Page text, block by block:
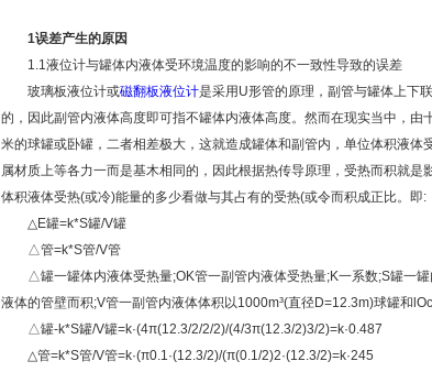
1误差产生的原因
1.1液位计与罐体内液体受环境温度的影响的不一致性导致的误差
玻璃板液位计或磁翻板液位计是采用U形管的原理，副管与罐体上下
的，因此副管内液体高度即可指不罐体内液体高度。然而在现实当中，
米的球罐或卧罐，二者相差极大，这就造成罐体和副管内，单位体积液
属材质上等各力一而是基木相同的，因此根据热传导原理，受热而积就
体积液体受热(或冷)能量的多少看做与其占有的受热(或令而积成正比。即:
△E罐=k*S罐/V罐
△管=k*S管/V管
△罐一罐体内液体受热量;OK管一副管内液体受热量;K一系数;S罐一罐
液体的管壁而积;V管一副管内液体体积以1000m³(直径D=12.3m)球罐和
△罐-k*S罐/V罐=k·(4π(12.3/2/2/2)/(4/3π(12.3/2)3/2)=k·0.487
△管=k*S管/V管=k·(π0.1·(12.3/2)/(π(0.1/2)2·(12.3/2)=k·245